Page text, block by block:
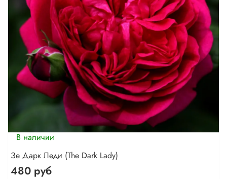
В наличии
Зе Дарк Леди (The Dark Lady)
480 руб